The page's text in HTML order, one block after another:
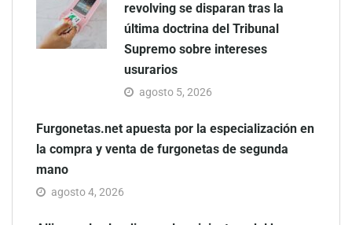
revolving se disparan tras la
última doctrina del Tribunal
Supremo sobre intereses
usurarios
agosto 5, 2026
Furgonetas.net apuesta por la especialización en
la compra y venta de furgonetas de segunda
mano
agosto 4, 2026